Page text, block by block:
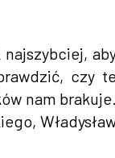
czy
nam brakuje.